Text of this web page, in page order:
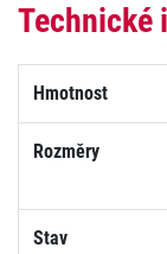
Technické
Hmotnost
Rozměry
Stav